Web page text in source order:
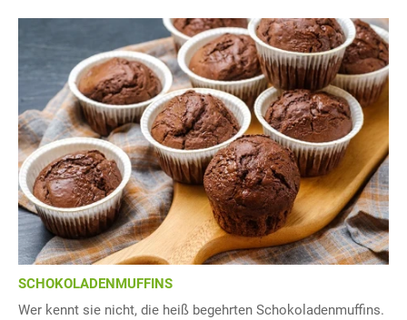
SCHOKOLADENMUFFINS
Wer kennt sie nicht, die heiß begehrten Schokoladenmuffins.